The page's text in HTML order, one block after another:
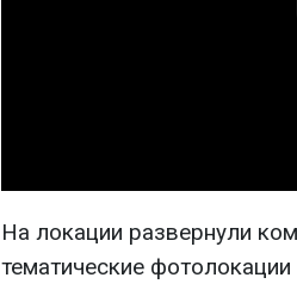
На локации развернули
тематические